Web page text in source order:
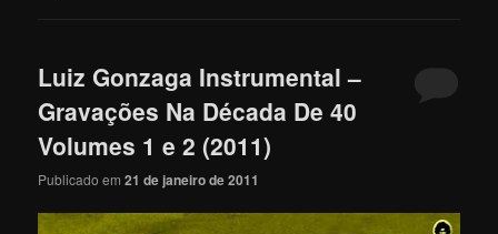
Luiz Gonzaga Instrumental –
Gravações Na Década De 40
Volumes 1 e 2 (2011)
Publicado em21 de janeiro de 2011